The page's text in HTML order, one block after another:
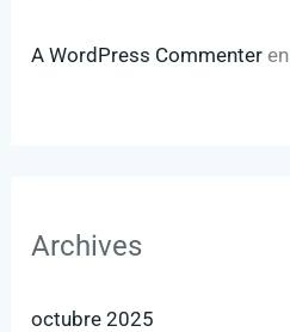
A WordPress Commenter en
Archives
octubre 2025